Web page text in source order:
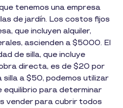
tenemos una empresa
de jardín. Los costos fijos
que incluyen alquiler,
ascienden a $5000. El
de silla, que incluye
directa, es de $20 por
silla a $50, podemos utilizar
equilibrio para determinar
vender para cubrir todos